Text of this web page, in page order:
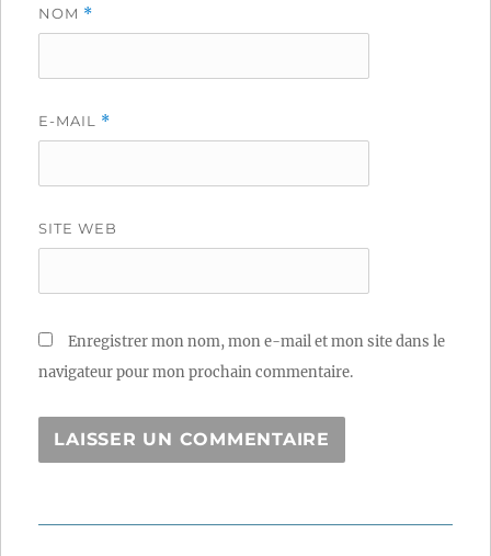
NOM *
E-MAIL *
SITE WEB
Enregistrer mon nom, mon e-mail et mon site dans le
navigateur pour mon prochain commentaire.